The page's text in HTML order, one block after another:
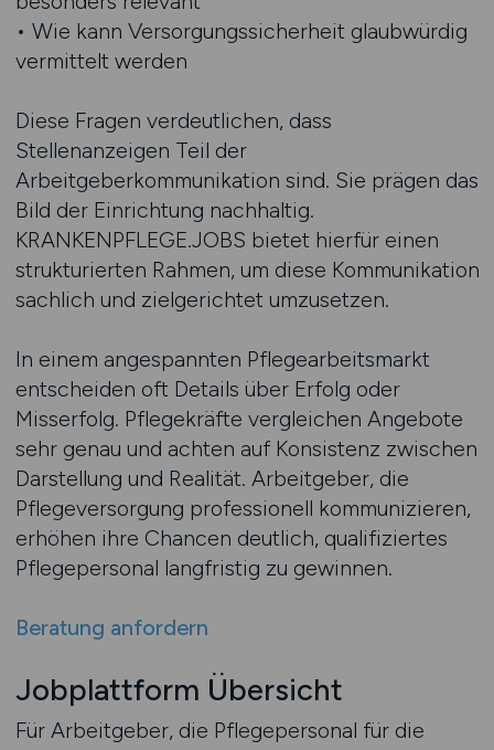
• Wie kann Versorgungssicherheit glaubwürdig
vermittelt werden
Diese Fragen verdeutlichen, dass
Stellenanzeigen Teil der
Arbeitgeberkommunikation sind. Sie prägen das
Bild der Einrichtung nachhaltig.
KRANKENPFLEGE.JOBS bietet hierfür einen
strukturierten Rahmen, um diese Kommunikation
sachlich und zielgerichtet umzusetzen.
In einem angespannten Pflegearbeitsmarkt
entscheiden oft Details über Erfolg oder
Misserfolg. Pflegekräfte vergleichen Angebote
sehr genau und achten auf Konsistenz zwischen
Darstellung und Realität. Arbeitgeber, die
Pflegeversorgung professionell kommunizieren,
erhöhen ihre Chancen deutlich, qualifiziertes
Pflegepersonal langfristig zu gewinnen.
Beratung anfordern
Jobplattform Übersicht
Für Arbeitgeber, die Pflegepersonal für die